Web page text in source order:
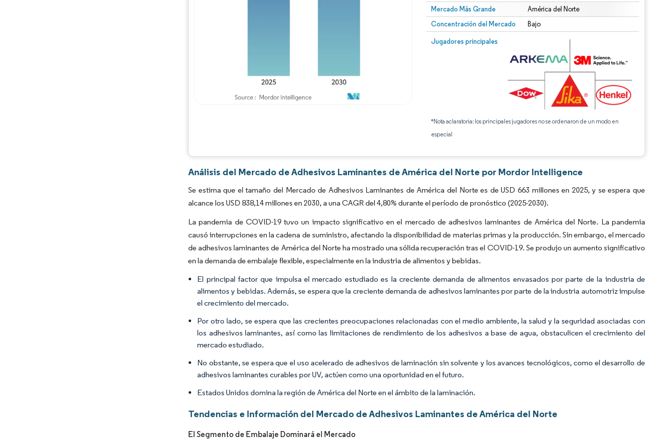
Mercado Más Grande América del Norte
Concentración del Mercado Bajo
Jugadores principales
*Nota aclaratoria: los principales jugadores no se ordenaron de un modo en
especial
Análisis del Mercado de Adhesivos Laminantes de América del Norte por Mordor Intelligence
Se estima que el tamaño del Mercado de Adhesivos Laminantes de América del Norte es de USD 663 millones en 2025, y se espera que
alcance los USD 838,14 millones en 2030, a una CAGR del 4,80% durante el período de pronóstico (2025-2030).
La pandemia de COVID-19 tuvo un impacto significativo en el mercado de adhesivos laminantes de América del Norte. La pandemia
causó interrupciones en la cadena de suministro, afectando la disponibilidad de materias primas y la producción. Sin embargo, el mercado
de adhesivos laminantes de América del Norte ha mostrado una sólida recuperación tras el COVID-19. Se produjo un aumento significativo
en la demanda de embalaje flexible, especialmente en la industria de alimentos y bebidas.
El principal factor que impulsa el mercado estudiado es la creciente demanda de alimentos envasados por parte de la industria de
alimentos y bebidas. Además, se espera que la creciente demanda de adhesivos laminantes por parte de la industria automotriz impulse
el crecimiento del mercado.
Por otro lado, se espera que las crecientes preocupaciones relacionadas con el medio ambiente, la salud y la seguridad asociadas con
los adhesivos laminantes, así como las limitaciones de rendimiento de los adhesivos a base de agua, obstaculicen el crecimiento del
mercado estudiado.
No obstante, se espera que el uso acelerado de adhesivos de laminación sin solvente y los avances tecnológicos, como el desarrollo de
adhesivos laminantes curables por UV, actúen como una oportunidad en el futuro.
Estados Unidos domina la región de América del Norte en el ámbito de la laminación.
Tendencias e Información del Mercado de Adhesivos Laminantes de América del Norte
El Segmento de Embalaje Dominará el Mercado